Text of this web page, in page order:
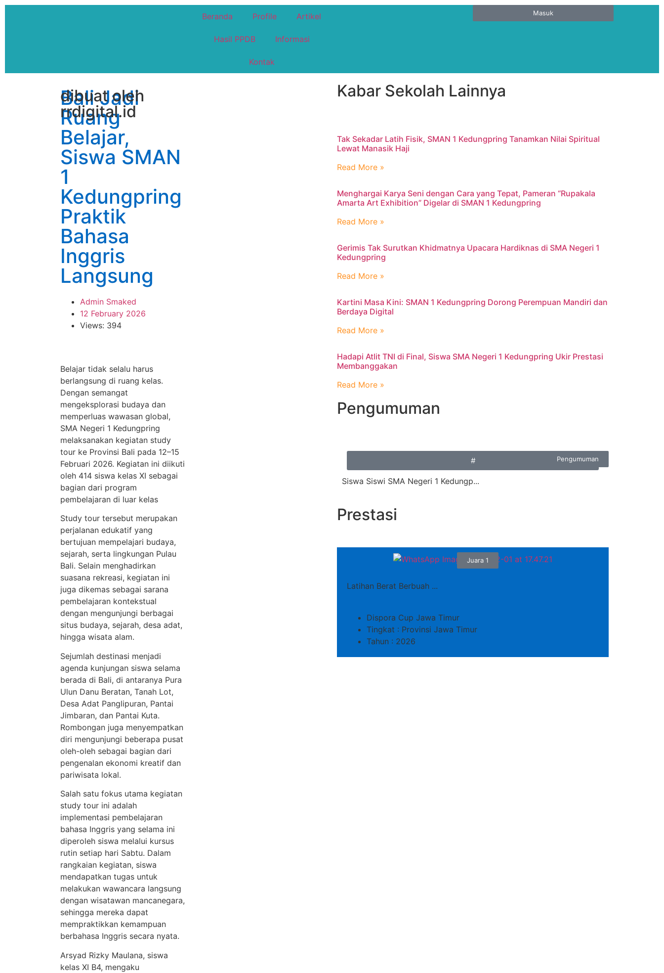
Beranda Profile Artikel
Hasil PPDB Informasi
Kontak
Masuk
Bali Jadi
Ruang
Belajar,
Siswa SMAN
1
Kedungpring
Praktik
Bahasa
Inggris
Langsung
Admin Smaked
12 February 2026
Views: 394
Belajar tidak selalu harus
berlangsung di ruang kelas.
Dengan semangat
mengeksplorasi budaya dan
memperluas wawasan global,
SMA Negeri 1 Kedungpring
melaksanakan kegiatan study
tour ke Provinsi Bali pada 12–15
Februari 2026. Kegiatan ini diikuti
oleh 414 siswa kelas XI sebagai
bagian dari program
pembelajaran di luar kelas
Study tour tersebut merupakan
perjalanan edukatif yang
bertujuan mempelajari budaya,
sejarah, serta lingkungan Pulau
Bali. Selain menghadirkan
suasana rekreasi, kegiatan ini
juga dikemas sebagai sarana
pembelajaran kontekstual
dengan mengunjungi berbagai
situs budaya, sejarah, desa adat,
hingga wisata alam.
Sejumlah destinasi menjadi
agenda kunjungan siswa selama
berada di Bali, di antaranya Pura
Ulun Danu Beratan, Tanah Lot,
Desa Adat Panglipuran, Pantai
Jimbaran, dan Pantai Kuta.
Rombongan juga menyempatkan
diri mengunjungi beberapa pusat
oleh-oleh sebagai bagian dari
pengenalan ekonomi kreatif dan
pariwisata lokal.
Salah satu fokus utama kegiatan
study tour ini adalah
implementasi pembelajaran
bahasa Inggris yang selama ini
diperoleh siswa melalui kursus
rutin setiap hari Sabtu. Dalam
rangkaian kegiatan, siswa
mendapatkan tugas untuk
melakukan wawancara langsung
dengan wisatawan mancanegara,
sehingga mereka dapat
mempraktikkan kemampuan
berbahasa Inggris secara nyata.
Arsyad Rizky Maulana, siswa
kelas XI B4, mengaku
dibuat oleh
rrdigital.id
Kabar Sekolah Lainnya
Tak Sekadar Latih Fisik, SMAN 1 Kedungpring Tanamkan Nilai Spiritual
Lewat Manasik Haji
Read More »
Menghargai Karya Seni dengan Cara yang Tepat, Pameran “Rupakala
Amarta Art Exhibition” Digelar di SMAN 1 Kedungpring
Read More »
Gerimis Tak Surutkan Khidmatnya Upacara Hardiknas di SMA Negeri 1
Kedungpring
Read More »
Kartini Masa Kini: SMAN 1 Kedungpring Dorong Perempuan Mandiri dan
Berdaya Digital
Read More »
Hadapi Atlit TNI di Final, Siswa SMA Negeri 1 Kedungpring Ukir Prestasi
Membanggakan
Read More »
Pengumuman
Pengumuman
#
Siswa Siswi SMA Negeri 1 Kedungp...
Prestasi
Juara 1
Latihan Berat Berbuah ...
Dispora Cup Jawa Timur
Tingkat : Provinsi Jawa Timur
Tahun : 2026